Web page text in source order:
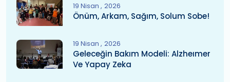
19 Nisan 2026
Önüm, Arkam, Sağım, Solum Sobe!
19 Nisan 2026
Geleceğin Bakım Modeli: Alzheımer
Ve Yapay Zeka